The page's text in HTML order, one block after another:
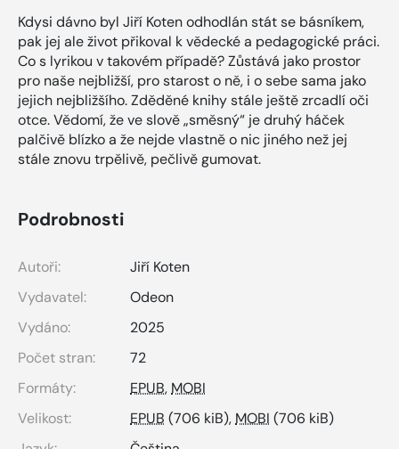
Kdysi dávno byl Jiří Koten odhodlán stát se básníkem,
pak jej ale život přikoval k vědecké a pedagogické práci.
Co s lyrikou v takovém případě? Zůstává jako prostor
pro naše nejbližší, pro starost o ně, i o sebe sama jako
jejich nejbližšího. Zděděné knihy stále ještě zrcadlí oči
otce. Vědomí, že ve slově „směsný“ je druhý háček
palčivě blízko a že nejde vlastně o nic jiného než jej
stále znovu trpělivě, pečlivě gumovat.
Podrobnosti
Autoři:
Jiří Koten
Vydavatel:
Odeon
Vydáno:
2025
Počet stran:
72
Formáty:
EPUB, MOBI
Velikost:
EPUB (706 kiB), MOBI (706 kiB)